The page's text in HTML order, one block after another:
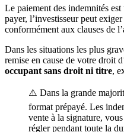
Le paiement des indemnités
payer, l’investisseur peut
conformément aux clauses de l’
Dans les situations les plus
remise en cause de votre droit
occupant sans droit ni titre,
⚠️ Dans la grande
format prépayé. Les
vente à la signature,
régler pendant toute la